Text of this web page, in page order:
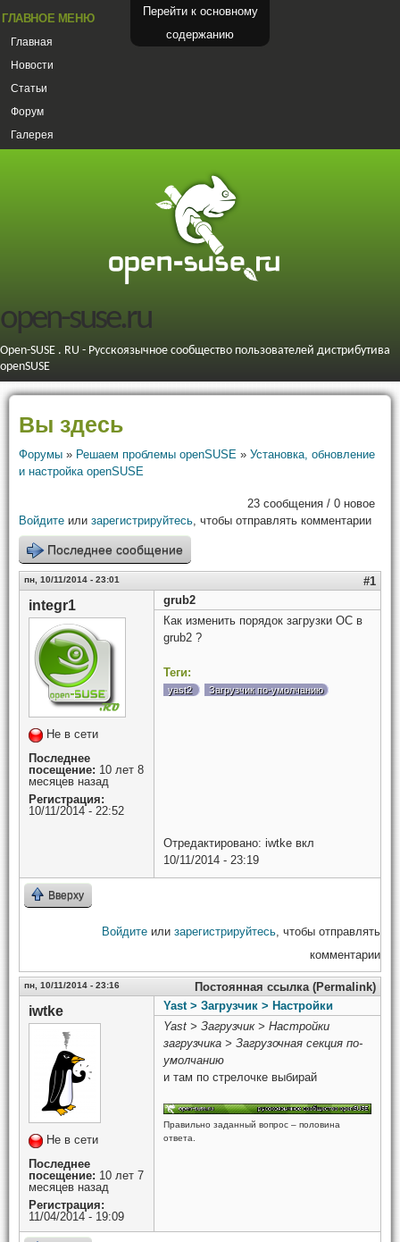
Перейти к основному
содержанию
ГЛАВНОЕ МЕНЮ
Главная
Новости
Статьи
Форум
Галерея
open-suse.ru
Open-SUSE . RU - Русскоязычное сообщество пользователей дистрибутива
openSUSE
Вы здесь
Форумы » Решаем проблемы openSUSE » Установка, обновление
и настройка openSUSE
23 сообщения / 0 новое
Войдите или зарегистрируйтесь, чтобы отправлять комментарии
Последнее сообщение
пн, 10/11/2014 - 23:01 #1
integr1
Не в сети
Последнее
посещение: 10 лет 8
месяцев назад
Регистрация:
10/11/2014 - 22:52
grub2
Как изменить порядок загрузки ОС в
grub2 ?
Теги:
yast2 Загрузчик по-умолчанию
Отредактировано: iwtke вкл
10/11/2014 - 23:19
Вверху
Войдите или зарегистрируйтесь, чтобы отправлять
комментарии
пн, 10/11/2014 - 23:16 Постоянная ссылка (Permalink)
iwtke
Не в сети
Последнее
посещение: 10 лет 7
месяцев назад
Регистрация:
11/04/2014 - 19:09
Yast > Загрузчик > Настройки
Yast > Загрузчик > Настройки
загрузчика > Загрузочная секция по-
умолчанию
и там по стрелочке выбирай
Правильно заданный вопрос – половина
ответа.